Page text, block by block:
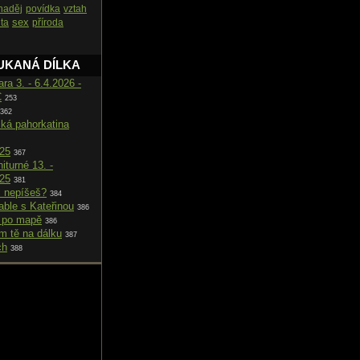
povídka vztah
sex příroda
DÍLKA
3. - 6.4.2026 -
253
362
pahorkatina
367
13. -
381
nepíšeš? 384
s Kateřinou 386
mapě 386
tě na dálku 387
388